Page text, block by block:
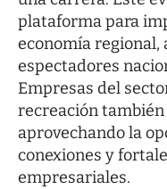
plataforma para
economía regional,
espectadores
Empresas del
recreación
aprovechando la
conexiones y
empresariales.